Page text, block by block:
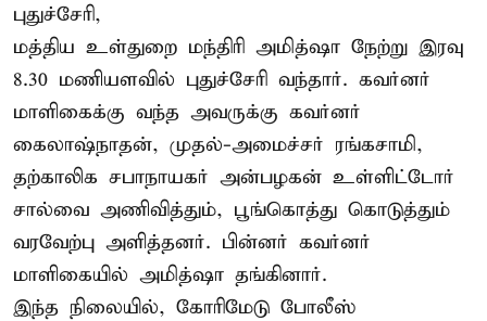
புதுச்சேரி,
மத்திய உள்துறை மந்திரி அமித்ஷா நேற்று இரவு
8.30 மணியளவில் புதுச்சேரி வந்தார். கவர்னர்
மாளிகைக்கு வந்த அவருக்கு கவர்னர்
கைலாஷ்நாதன், முதல்-அமைச்சர் ரங்கசாமி,
தற்காலிக சபாநாயகர் அன்பழகன் உள்ளிட்டோர்
சால்வை அணிவித்தும், பூங்கொத்து கொடுத்தும்
வரவேற்பு அளித்தனர். பின்னர் கவர்னர்
மாளிகையில் அமித்ஷா தங்கினார்.
இந்த நிலையில், கோரிமேடு போலீஸ்